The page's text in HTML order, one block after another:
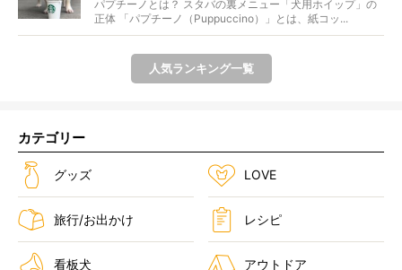
パプチーノとは？ スタバの裏メニュー「犬用ホイップ」の
正体 「パプチーノ（Puppuccino）」とは、紙コッ...
人気ランキング一覧
カテゴリー
グッズ LOVE
旅行/お出かけ レシピ
看板犬 アウトドア